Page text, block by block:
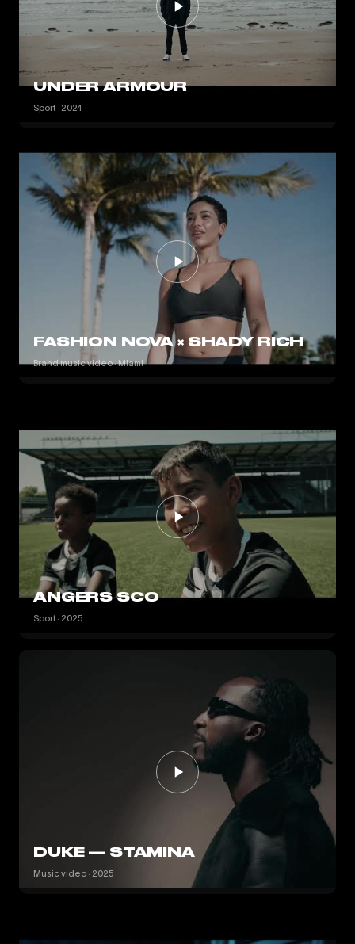
UNDER ARMOUR
Sport · 2024
FASHION NOVA × SHADY RICH
Brand music video · Miami
ANGERS SCO
Sport · 2025
DUKE — STAMINA
Music video · 2025